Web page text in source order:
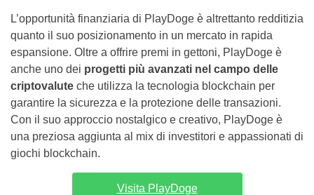
L’opportunità finanziaria di PlayDoge è altrettanto redditizia
quanto il suo posizionamento in un mercato in rapida
espansione. Oltre a offrire premi in gettoni, PlayDoge è
anche uno dei progetti più avanzati nel campo delle
criptovalute che utilizza la tecnologia blockchain per
garantire la sicurezza e la protezione delle transazioni.
Con il suo approccio nostalgico e creativo, PlayDoge è
una preziosa aggiunta al mix di investitori e appassionati di
giochi blockchain.
Visita PlayDoge